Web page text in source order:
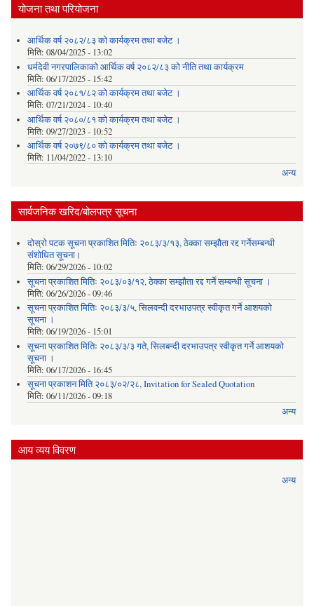
योजना तथा परियोजना
आर्थिक वर्ष २०८२/८३ को कार्यक्रम तथा बजेट ।
मिति: 08/04/2025 - 13:02
धर्मदेवी नगरपालिकाको आर्थिक वर्ष २०८२/८३ को नीति तथा कार्यक्रम
मिति: 06/17/2025 - 15:42
आर्थिक वर्ष २०८१/८२ को कार्यक्रम तथा बजेट ।
मिति: 07/21/2024 - 10:40
आर्थिक वर्ष २०८०/८१ को कार्यक्रम तथा बजेट ।
मिति: 09/27/2023 - 10:52
आर्थिक वर्ष २०७९/८० को कार्यक्रम तथा बजेट ।
मिति: 11/04/2022 - 13:10
अन्य
सार्वजनिक खरिद/बोलपत्र सूचना
दोस्रो पटक सूचना प्रकाशित मितिः २०८३/३/१३, ठेक्का सम्झौता रद्द गर्नेसम्बन्धी
संशोधित सूचना।
मिति: 06/29/2026 - 10:02
सूचना प्रकाशित मितिः २०८३/०३/१२, ठेक्का सम्झौता रद्द गर्ने सम्बन्धी सूचना ।
मिति: 06/26/2026 - 09:46
सूचना प्रकाशित मितिः २०८३/३/५, सिलवन्दी दरभाउपत्र स्वीकृत गर्ने आशयको
सूचना ।
मिति: 06/19/2026 - 15:01
सूचना प्रकाशित मितिः २०८३/३/३ गते, सिलबन्दी दरभाउपत्र स्वीकृत गर्ने आशयको
सूचना ।
मिति: 06/17/2026 - 16:45
सूचना प्रकाशन मिति २०८३/०२/२८, Invitation for Sealed Quotation
मिति: 06/11/2026 - 09:18
अन्य
आय व्यय विवरण
अन्य